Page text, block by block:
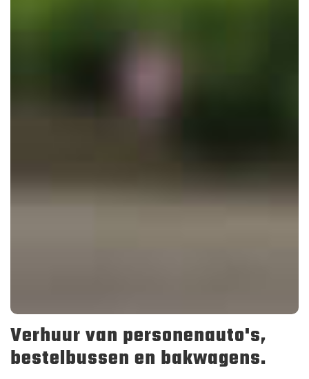
Verhuur van personenauto's,
bestelbussen en bakwagens.